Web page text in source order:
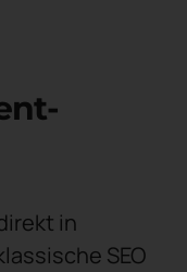
in
SEO